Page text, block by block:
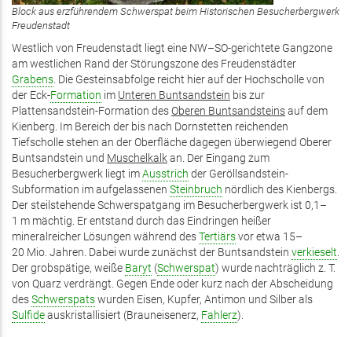
Block aus erzführendem Schwerspat beim Historischen Besucherbergwerk
Freudenstadt
Westlich von Freudenstadt liegt eine NW–SO-gerichtete Gangzone
am westlichen Rand der Störungszone des Freudenstädter
Grabens. Die Gesteinsabfolge reicht hier auf der Hochscholle von
der Eck-Formation im Unteren Buntsandstein bis zur
Plattensandstein-Formation desOberen Buntsandsteinsauf dem
Kienberg. Im Bereich der bis nach Dornstetten reichenden
Tiefscholle stehen an der Oberfläche dagegen überwiegend Oberer
Buntsandstein und Muschelkalkan. Der Eingang zum
Besucherbergwerk liegt imAusstrich der Geröllsandstein-
Subformation im aufgelassenen Steinbruch nördlich des Kienbergs.
Der steilstehende Schwerspatgang im Besucherbergwerk ist 0,1–
1 m mächtig. Er entstand durch das Eindringen heißer
mineralreicher Lösungen während desTertiärsvor etwa 15–
20 Mio. Jahren. Dabei wurde zunächst der Buntsandstein verkieselt.
Der grobspätige, weiße Baryt (Schwerspat) wurde nachträglich z. T.
von Quarz verdrängt. Gegen Ende oder kurz nach der Abscheidung
desSchwerspatswurden Eisen, Kupfer, Antimon und Silber als
Sulfideauskristallisiert (Brauneisenerz, Fahlerz).